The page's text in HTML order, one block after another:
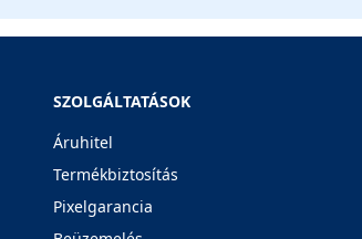
SZOLGÁLTATÁSOK
Áruhitel
Termékbiztosítás
Pixelgarancia